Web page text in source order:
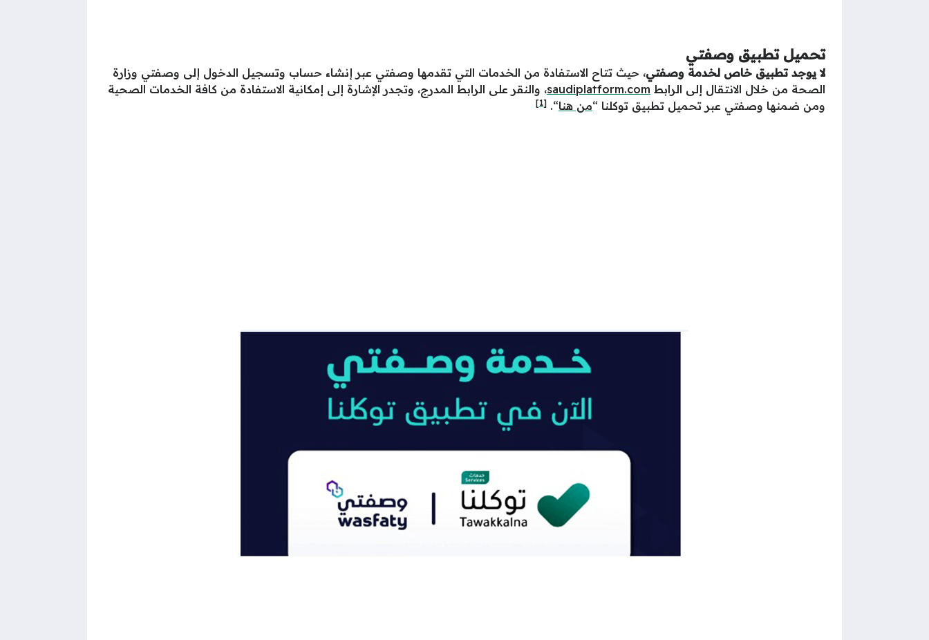
تحميل تطبيق وصفتي
لا يوجد تطبيق خاص لخدمة وصفتي، حيث تتاح الاستفادة من الخدمات التي تقدمها وصفتي عبر إنشاء حساب وتسجيل الدخول إلى وصفتي وزارة
الصحة من خلال الانتقال إلى الرابط saudiplatform.com، والنقر على الرابط المدرج، وتجدر الإشارة إلى إمكانية الاستفادة من كافة الخدمات الصحية
ومن ضمنها وصفتي عبر تحميل تطبيق توكلنا “من هنا“.
[1]